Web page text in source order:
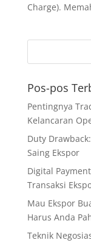
Charge).
Pos-pos
Pentingnya
Kelancaran
Duty
Saing Ekspor
Digital
Transaksi
Mau Ekspor
Harus Anda
Teknik